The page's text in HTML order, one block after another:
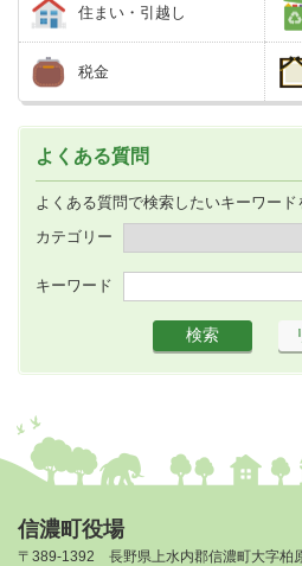
住まい・引越し
税金
よくある質問
よくある質問で検索したいキーワード
カテゴリー
キーワード
信濃町役場
〒389-1392 長野県上水内郡信濃町大字柏